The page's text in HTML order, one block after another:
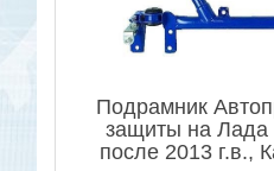
Подрамник
защиты на Лада
после 2013 г.в.,